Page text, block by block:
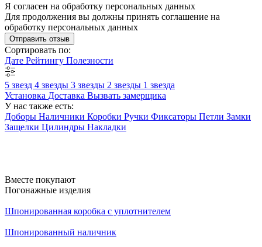
Я согласен на обработку персональных данных
Для продолжения вы должны принять соглашение на
обработку персональных данных
Отправить отзыв
Сортировать по:
Дате Рейтингу Полезности
5 звезд 4 звезды 3 звезды 2 звезды 1 звезда
Установка Доставка Вызвать замерщика
У нас также есть:
Доборы Наличники Коробки Ручки Фиксаторы Петли Замки
Защелки Цилиндры Накладки
Вместе покупают
Погонажные изделия
Шпонированная коробка с уплотнителем
Шпонированный наличник